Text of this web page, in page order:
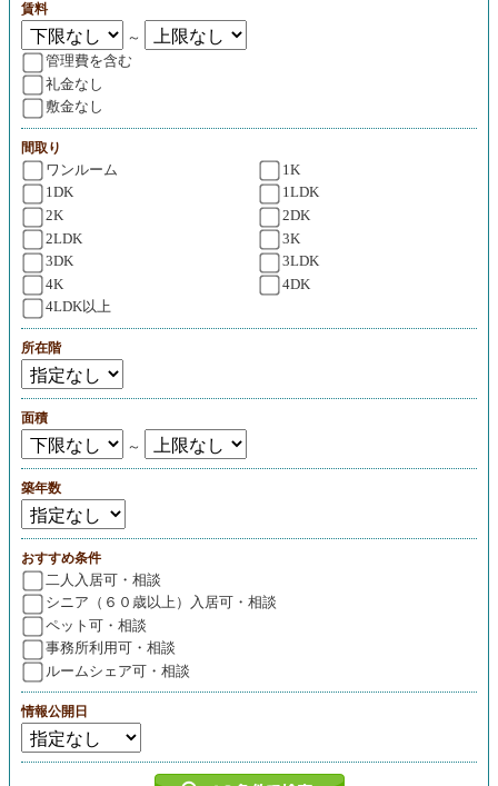
賃料
～
管理費を含む
礼金なし
敷金なし
間取り
ワンルーム
1K
1DK
1LDK
2K
2DK
2LDK
3K
3DK
3LDK
4K
4DK
4LDK以上
所在階
面積
～
築年数
おすすめ条件
二人入居可・相談
シニア（６０歳以上）入居可・相談
ペット可・相談
事務所利用可・相談
ルームシェア可・相談
情報公開日